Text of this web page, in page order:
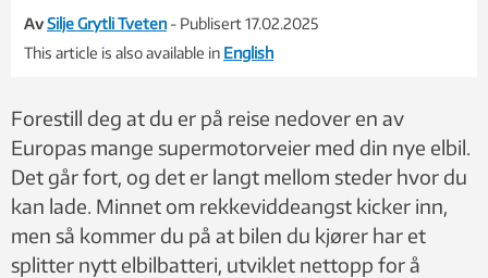
AvSilje Grytli Tveten - Publisert 17.02.2025
This article is also available in English
Forestill deg at du er på reise nedover en av
Europas mange supermotorveier med din nye elbil.
Det går fort, og det er langt mellom steder hvor du
kan lade. Minnet om rekkeviddeangst kicker inn,
men så kommer du på at bilen du kjører har et
splitter nytt elbilbatteri, utviklet nettopp for å